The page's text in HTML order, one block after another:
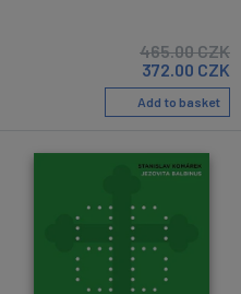
465.00CZK
372.00 CZK
Add to basket